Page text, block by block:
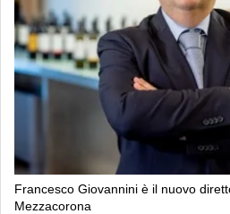
Francesco Giovannini è il nuovo
Mezzacorona